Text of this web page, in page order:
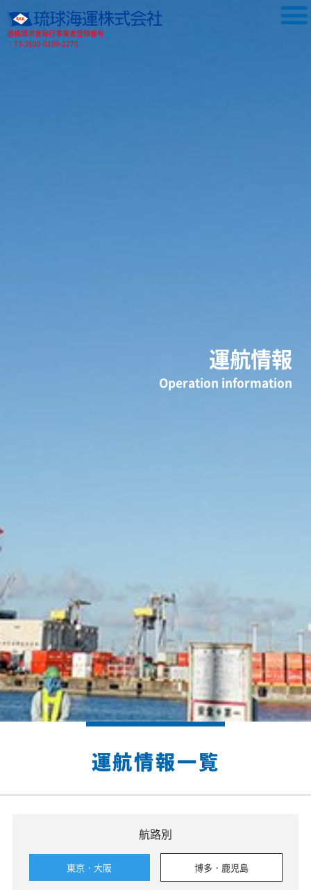
適格請求書発行事業者登録番号
：T3-3600-0100-2270
運航情報
Operation information
運航情報一覧
航路別
東京・大阪 博多・鹿児島